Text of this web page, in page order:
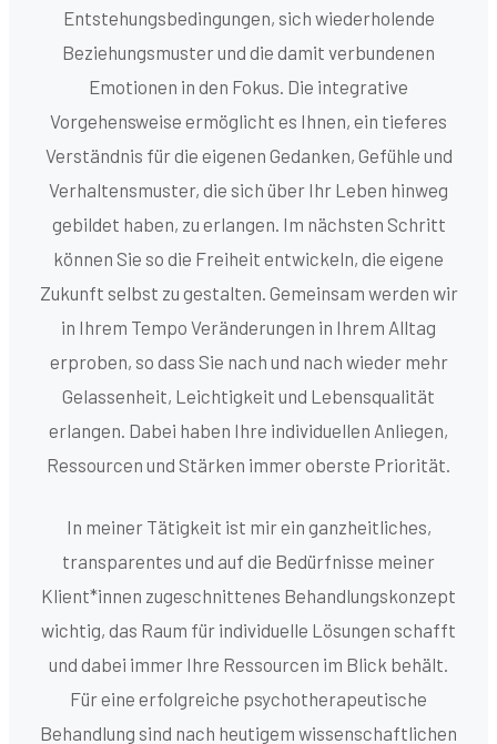
Entstehungsbedingungen, sich wiederholende
Beziehungsmuster und die damit verbundenen
Emotionen in den Fokus. Die integrative
Vorgehensweise ermöglicht es Ihnen, ein tieferes
Verständnis für die eigenen Gedanken, Gefühle und
Verhaltensmuster, die sich über Ihr Leben hinweg
gebildet haben, zu erlangen. Im nächsten Schritt
können Sie so die Freiheit entwickeln, die eigene
Zukunft selbst zu gestalten. Gemeinsam werden wir
in Ihrem Tempo Veränderungen in Ihrem Alltag
erproben, so dass Sie nach und nach wieder mehr
Gelassenheit, Leichtigkeit und Lebensqualität
erlangen. Dabei haben Ihre individuellen Anliegen,
Ressourcen und Stärken immer oberste Priorität.
In meiner Tätigkeit ist mir ein ganzheitliches,
transparentes und auf die Bedürfnisse meiner
Klient*innen zugeschnittenes Behandlungskonzept
wichtig, das Raum für individuelle Lösungen schafft
und dabei immer Ihre Ressourcen im Blick behält.
Für eine erfolgreiche psychotherapeutische
Behandlung sind nach heutigem wissenschaftlichen